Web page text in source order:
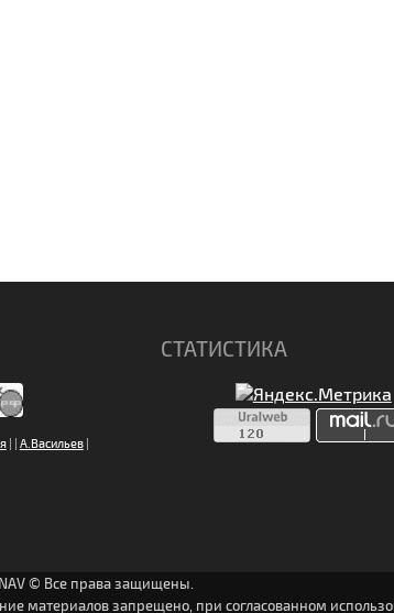
| | А.Васильев|
СТАТИСТИКА
© Все права защищены.
материалов запрещено, при согласованном